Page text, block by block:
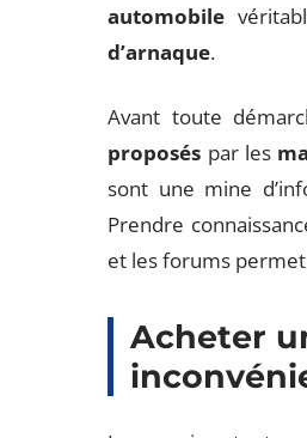
automobile
d’arnaque.
Avant toute
proposés par les
sont une mine
Prendre
et les forums
Acheter